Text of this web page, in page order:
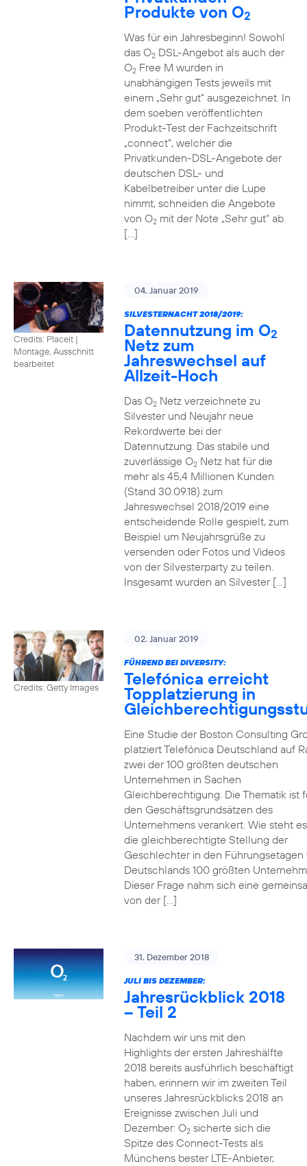
Produkte von O2
Was für ein Jahresbeginn! Sowohl
das O2DSL-Angebot als auch der
O2Free M wurden in
unabhängigen Tests jeweils mit
einem „Sehr gut“ ausgezeichnet. In
dem soeben veröffentlichten
Produkt-Test der Fachzeitschrift
„connect“, welcher die
Privatkunden-DSL-Angebote der
deutschen DSL- und
Kabelbetreiber unter die Lupe
nimmt, schneiden die Angebote
von O2mit der Note „Sehr gut“ ab.
[…]
Credits: Placeit |
Montage, Ausschnitt
bearbeitet
04. Januar 2019
SILVESTERNACHT 2018/2019:
Datennutzung im O2
Netz zum
Jahreswechsel auf
Allzeit-Hoch
Das O2Netz verzeichnete zu
Silvester und Neujahr neue
Rekordwerte bei der
Datennutzung. Das stabile und
zuverlässige O2Netz hat für die
mehr als 45,4 Millionen Kunden
(Stand 30.09.18) zum
Jahreswechsel 2018/2019 eine
entscheidende Rolle gespielt, zum
Beispiel um Neujahrsgrüße zu
versenden oder Fotos und Videos
von der Silvesterparty zu teilen.
Insgesamt wurden an Silvester […]
Credits: Getty Images
02. Januar 2019
FÜHREND BEI DIVERSITY:
Telefónica erreicht
Topplatzierung in
Eine Studie der Boston Consulting
platziert Telefónica Deutschland auf
zwei der 100 größten deutschen
Unternehmen in Sachen
Gleichberechtigung. Die Thematik ist
den Geschäftsgrundsätzen des
Unternehmens verankert. Wie steht
die gleichberechtigte Stellung der
Geschlechter in den Führungsetagen
Deutschlands 100 größten
Dieser Frage nahm sich eine
von der […]
31. Dezember 2018
JULI BIS DEZEMBER:
Jahresrückblick 2018
– Teil 2
Nachdem wir uns mit den
Highlights der ersten Jahreshälfte
2018 bereits ausführlich beschäftigt
haben, erinnern wir im zweiten Teil
unseres Jahresrückblicks 2018 an
Ereignisse zwischen Juli und
Dezember: O2sicherte sich die
Spitze des Connect-Tests als
Münchens bester LTE-Anbieter,